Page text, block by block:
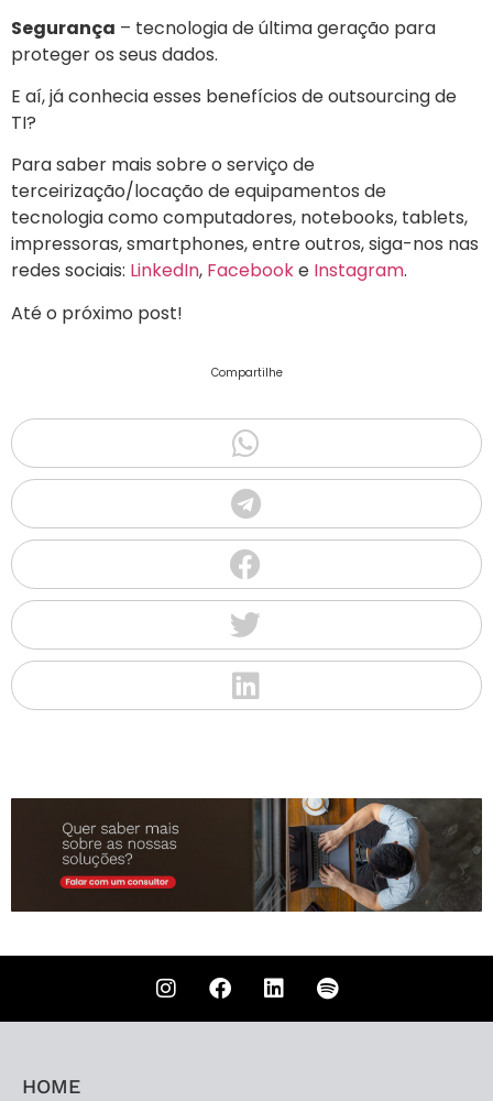
Segurança – tecnologia de última geração para
proteger os seus dados.
E aí, já conhecia esses benefícios de outsourcing de
TI?
Para saber mais sobre o serviço de
terceirização/locação de equipamentos de
tecnologia como computadores, notebooks, tablets,
impressoras, smartphones, entre outros, siga-nos nas
redes sociais: LinkedIn, Facebooke Instagram.
Até o próximo post!
Compartilhe
HOME